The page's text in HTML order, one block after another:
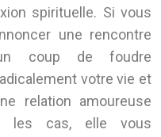
spirituelle. Si vous
une rencontre
un coup de foudre
votre vie et
relation amoureuse
les cas, elle vous